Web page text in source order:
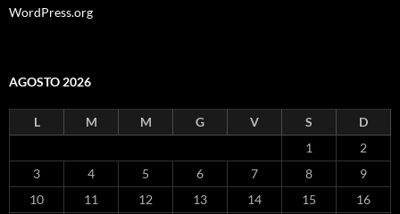
WordPress.org
AGOSTO 2026
L M M G V S
D
1
2
3
4 5 6 7 8
9
10
11 12 13 14 15 16